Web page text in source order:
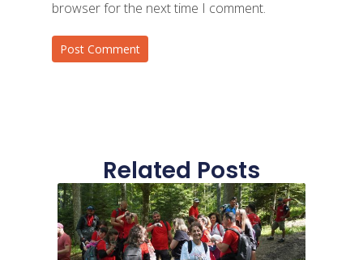
browser for the next time I comment.
Related Posts